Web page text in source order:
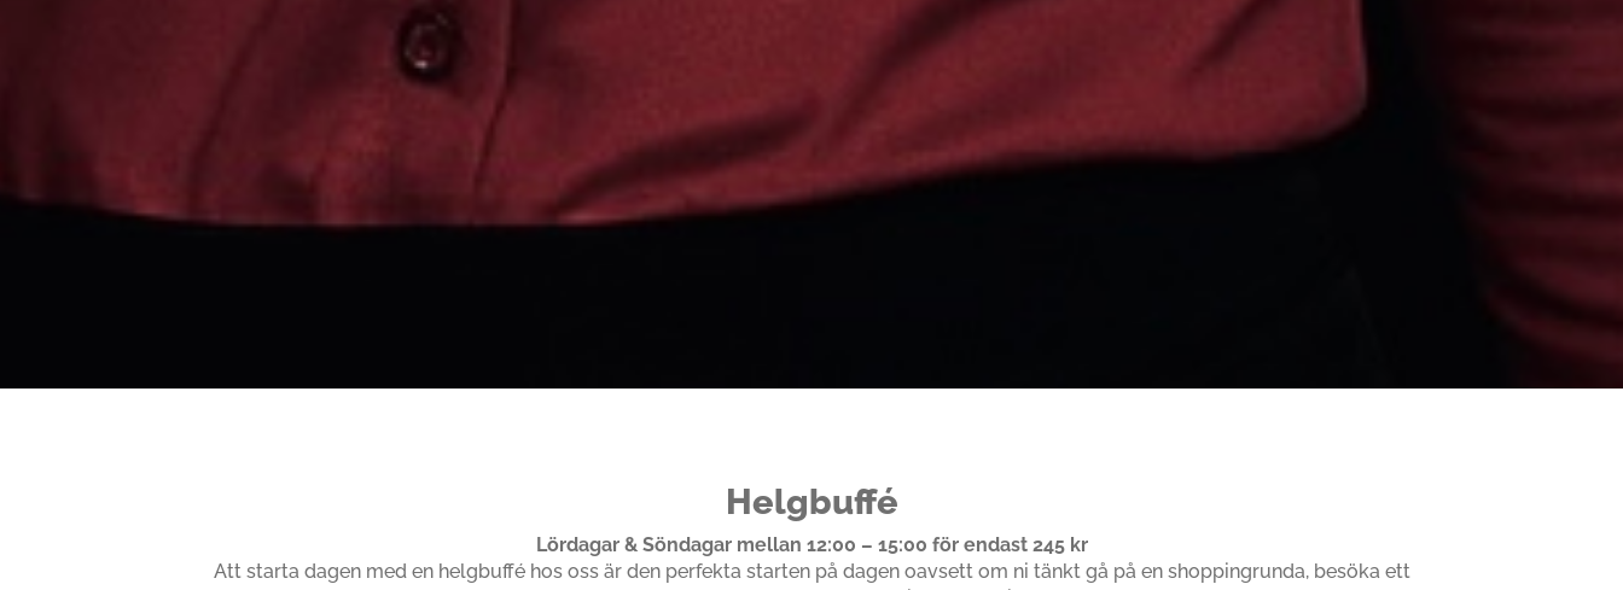
Helgbuffé
Lördagar & Söndagar mellan 12:00 – 15:00 för endast 245 kr
Att starta dagen med en helgbuffé hos oss är den perfekta starten på dagen oavsett om ni tänkt gå på en shoppingrunda, besöka ett